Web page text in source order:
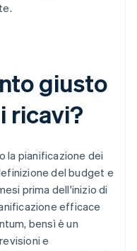
giusto
ricavi?
la pianificazione dei
del budget e
prima dell'inizio di
efficace
bensì è un
e